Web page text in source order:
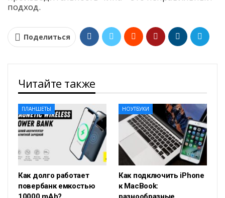
подход.
Поделиться
Читайте также
ПЛАНШЕТЫ
Как долго работает
повербанк емкостью
НОУТБУКИ
Как подключить iPhone
к MacBook: